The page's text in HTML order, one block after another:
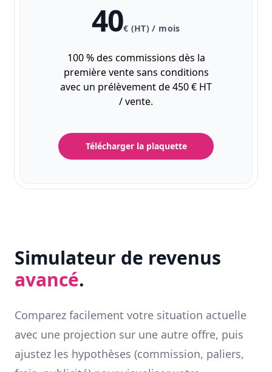
40€ (HT) / mois
100 % des commissions dès la
première vente sans conditions
avec un prélèvement de 450 € HT
/ vente.
Télécharger la plaquette
Simulateur de revenus
avancé.
Comparez facilement votre situation actuelle
avec une projection sur une autre offre, puis
ajustez les hypothèses (commission, paliers,